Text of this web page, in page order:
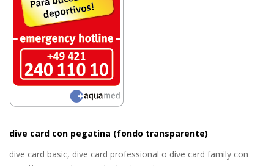
dive card con pegatina (fondo transparente)
dive card basic, dive card professional o dive card family con